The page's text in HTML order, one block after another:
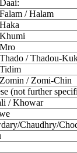
/ Halam
/ Thadou-
/ Zomi-Chin
(not further
/ Khowar
Chaudhry/